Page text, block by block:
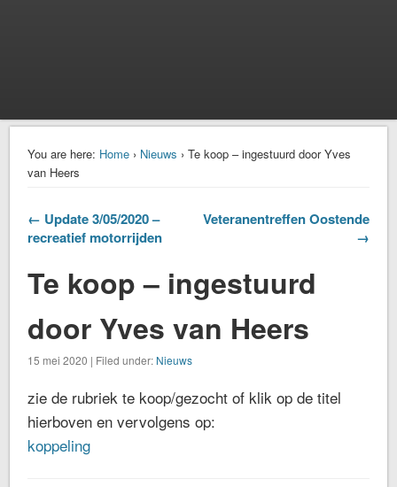
You are here: Home › Nieuws › Te koop – ingestuurd door Yves
van Heers
← Update 3/05/2020 –
recreatief motorrijden
Veteranentreffen Oostende
→
Te koop – ingestuurd
door Yves van Heers
15 mei 2020 | Filed under: Nieuws
zie de rubriek te koop/gezocht of klik op de titel
hierboven en vervolgens op:
koppeling